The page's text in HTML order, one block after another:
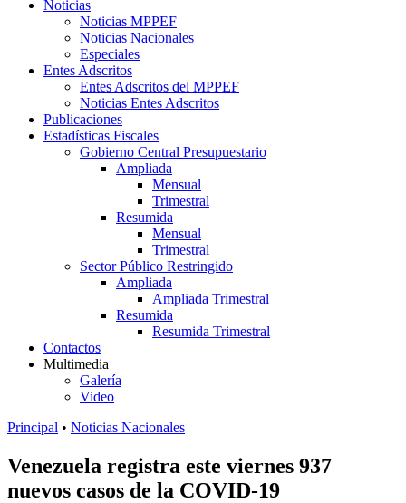
Noticias
Noticias MPPEF
Noticias Nacionales
Especiales
Entes Adscritos
Entes Adscritos del MPPEF
Noticias Entes Adscritos
Publicaciones
Estadísticas Fiscales
Gobierno Central Presupuestario
Ampliada
Mensual
Trimestral
Resumida
Mensual
Trimestral
Sector Público Restringido
Ampliada
Ampliada Trimestral
Resumida
Resumida Trimestral
Contactos
Multimedia
Galería
Video
Principal • Noticias Nacionales
Venezuela registra este viernes 937
nuevos casos de la COVID-19